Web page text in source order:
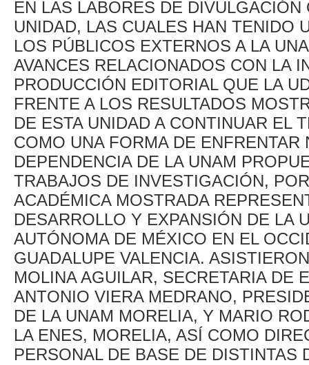
EN LAS LABORES DE
UNIDAD, LAS CUALES HAN TENIDO
LOS PÚBLICOS EXTERNOS A LA
AVANCES RELACIONADOS CON LA
PRODUCCIÓN EDITORIAL QUE LA
FRENTE A LOS RESULTADOS
DE ESTA UNIDAD A CONTINUAR EL
COMO UNA FORMA DE
DEPENDENCIA DE LA UNAM
TRABAJOS DE INVESTIGACIÓN,
ACADÉMICA MOSTRADA
DESARROLLO Y EXPANSIÓN DE LA
AUTÓNOMA DE MÉXICO EN EL
GUADALUPE VALENCIA.
MOLINA AGUILAR, SECRETARIA DE
ANTONIO VIERA MEDRANO,
DE LA UNAM MORELIA, Y MARIO
LA ENES, MORELIA, ASÍ COMO
PERSONAL DE BASE DE DISTINTAS